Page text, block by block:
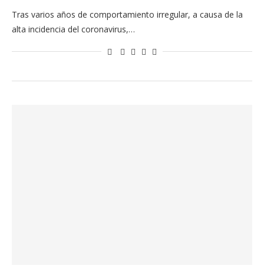
Tras varios años de comportamiento irregular, a causa de la
alta incidencia del coronavirus,…